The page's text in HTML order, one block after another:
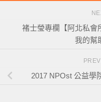
褚士瑩專欄【阿北私會
我的幫
2017 NPOst 公益學